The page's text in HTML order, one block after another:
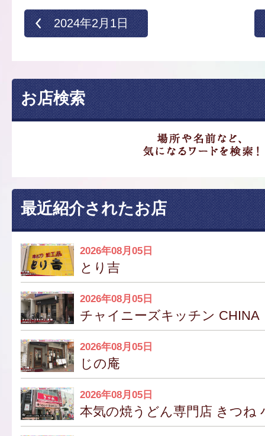
2024年2月1日
お店検索
最近紹介されたお店
2026年08月05日
とり吉
2026年08月05日
チャイニーズキッチン CHINA
2026年08月05日
じの庵
2026年08月05日
本気の焼うどん専門店 きつね